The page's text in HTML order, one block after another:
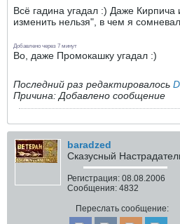
Всё гадина угадал :) Даже Кирпича
изменить нельзя", в чем я
Добавлено через 7 минут
Во, даже Промокашку угадал :)
Последний раз редактировалось
Причина: Добавлено сообщение
baradzed
Сказусный
Регистрация: 08.08.2006
Сообщения: 4832
Переслать сообщение: